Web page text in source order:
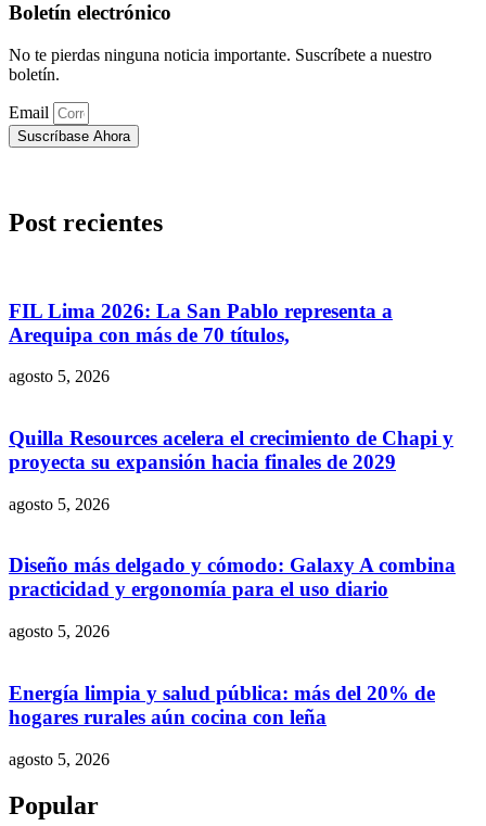
Boletín electrónico
No te pierdas ninguna noticia importante. Suscríbete a nuestro
boletín.
Email
Suscríbase Ahora
Post recientes
FIL Lima 2026: La San Pablo representa a
Arequipa con más de 70 títulos,
agosto 5, 2026
Quilla Resources acelera el crecimiento de Chapi y
proyecta su expansión hacia finales de 2029
agosto 5, 2026
Diseño más delgado y cómodo: Galaxy A combina
practicidad y ergonomía para el uso diario
agosto 5, 2026
Energía limpia y salud pública: más del 20% de
hogares rurales aún cocina con leña
agosto 5, 2026
Popular